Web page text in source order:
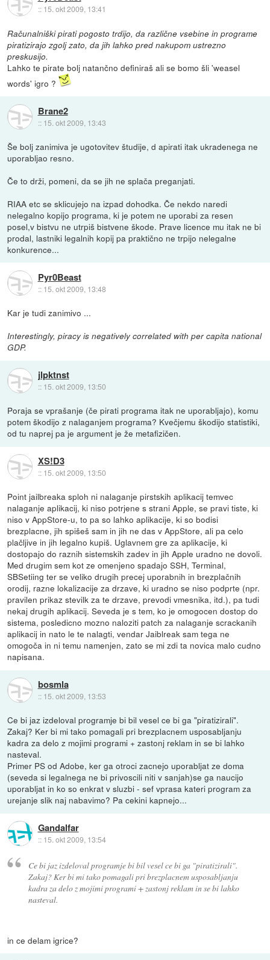
:: 15. okt 2009, 13:41
Računalniški pirati pogosto trdijo, da različne vsebine in programe
piratizirajo zgolj zato, da jih lahko pred nakupom ustrezno
preskusijo.
Lahko te pirate bolj natančno definiraš ali se bomo šli 'weasel
words' igro ?
Brane2
:: 15. okt 2009, 13:43
Še bolj zanimiva je ugotovitev študije, d apirati itak ukradenega ne
uporabljao resno.
Če to drži, pomeni, da se jih ne splača preganjati.
RIAA etc se sklicujejo na izpad dohodka. Če nekdo naredi
nelegalno kopijo programa, ki je potem ne uporabi za resen
posel,v bistvu ne utrpiš bistvene škode. Prave licence mu itak ne bi
prodal, lastniki legalnih kopij pa praktično ne trpijo nelegalne
konkurence...
Pyr0Beast
:: 15. okt 2009, 13:48
Kar je tudi zanimivo ...
Interestingly, piracy is negatively correlated with per capita national
GDP.
jlpktnst
:: 15. okt 2009, 13:50
Poraja se vprašanje (če pirati programa itak ne uporabljajo), komu
potem škodijo z nalaganjem programa? Kvečjemu škodijo statistiki,
od tu naprej pa je argument je že metafizičen.
XS!D3
:: 15. okt 2009, 13:50
Point jailbreaka sploh ni nalaganje pirstskih aplikacij temvec
nalaganje aplikacij, ki niso potrjene s strani Apple, se pravi tiste, ki
niso v AppStore-u, to pa so lahko aplikacije, ki so bodisi
brezplacne, jih spišeš sam in jih ne das v AppStore, ali pa celo
plačljive in jih legalno kupiš. Uglavnem gre za aplikacije, ki
dostopajo do raznih sistemskih zadev in jih Apple uradno ne dovoli.
Med drugim sem kot ze omenjeno spadajo SSH, Terminal,
SBSetiing ter se veliko drugih precej uporabnih in brezplačnih
orodij, razne lokalizacije za drzave, ki uradno se niso podprte (npr.
pravilen prikaz stevilk za te drzave, prevodi vmesnika, itd.), pa tudi
nekaj drugih aplikacij. Seveda je s tem, ko je omogocen dostop do
sistema, posledicno mozno naloziti patch za nalaganje scrackanih
aplikacij in nato le te nalagti, vendar Jaiblreak sam tega ne
omogoča in ni temu namenjen, zato se mi zdi ta novica malo cudno
napisana.
bosmla
:: 15. okt 2009, 13:53
Ce bi jaz izdeloval programje bi bil vesel ce bi ga "piratizirali".
Zakaj? Ker bi mi tako pomagali pri brezplacnem usposabljanju
kadra za delo z mojimi programi + zastonj reklam in se bi lahko
nasteval.
Primer PS od Adobe, ker ga otroci zacnejo uporabljat ze doma
(seveda si legalnega ne bi privoscili niti v sanjah)se ga naucijo
uporabljat in ko so enkrat v sluzbi - sef vprasa kateri program za
urejanje slik naj nabavimo? Pa cekini kapnejo...
Gandalfar
:: 15. okt 2009, 13:54
Ce bi jaz izdeloval programje bi bil vesel ce bi ga "piratizirali".
Zakaj? Ker bi mi tako pomagali pri brezplacnem usposabljanju
kadra za delo z mojimi programi + zastonj reklam in se bi lahko
nasteval.
in ce delam igrice?